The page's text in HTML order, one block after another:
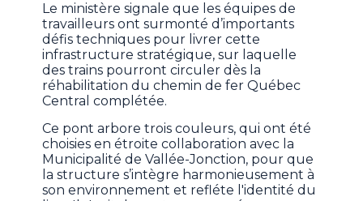
Le ministère signale que les équipes de
travailleurs ont surmonté d’importants
défis techniques pour livrer cette
infrastructure stratégique, sur laquelle
des trains pourront circuler dès la
réhabilitation du chemin de fer Québec
Central complétée.
Ce pont arbore trois couleurs, qui ont été
choisies en étroite collaboration avec la
Municipalité de Vallée-Jonction, pour que
la structure s’intègre harmonieusement à
son environnement et refléte l'identité du